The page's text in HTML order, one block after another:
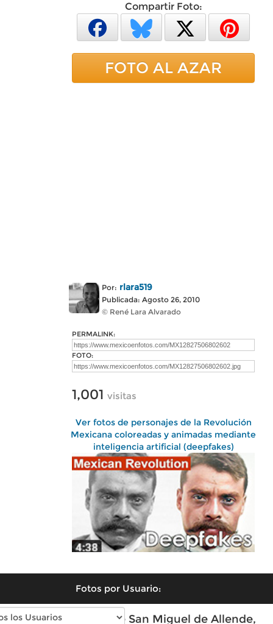
Compartir Foto:
FOTO AL AZAR
Por: rlara519
Publicada: Agosto 26, 2010
© René Lara Alvarado
PERMALINK:
FOTO:
1,001 visitas
Ver fotos de personajes de la Revolución
Mexicana coloreadas y animadas mediante
inteligencia artificial (deepfakes)
Fotos por Usuario:
Fotos modernas de San Miguel de Allende,